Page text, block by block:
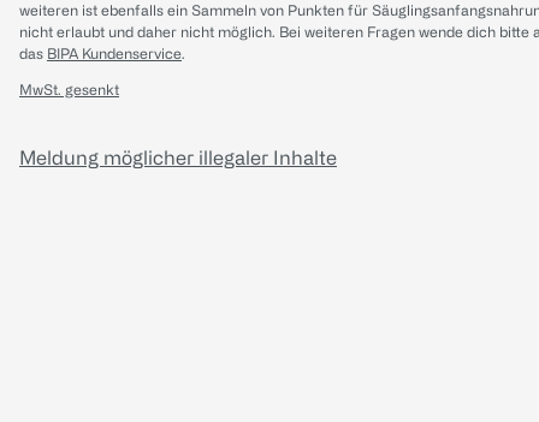
weiteren ist ebenfalls ein Sammeln von Punkten für
nicht erlaubt und daher nicht möglich. Bei weiteren Fragen wende dich bitte
das BIPA Kundenservice.
MwSt. gesenkt
Meldung möglicher illegaler Inhalte